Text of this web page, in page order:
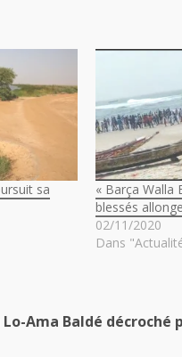
sa
« Barça Walla
blessés
02/11/2020
Dans
Ama Baldé décroché